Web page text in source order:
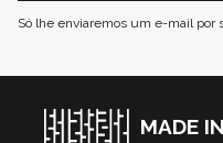
Só lhe enviaremos um e-mail por
MADE